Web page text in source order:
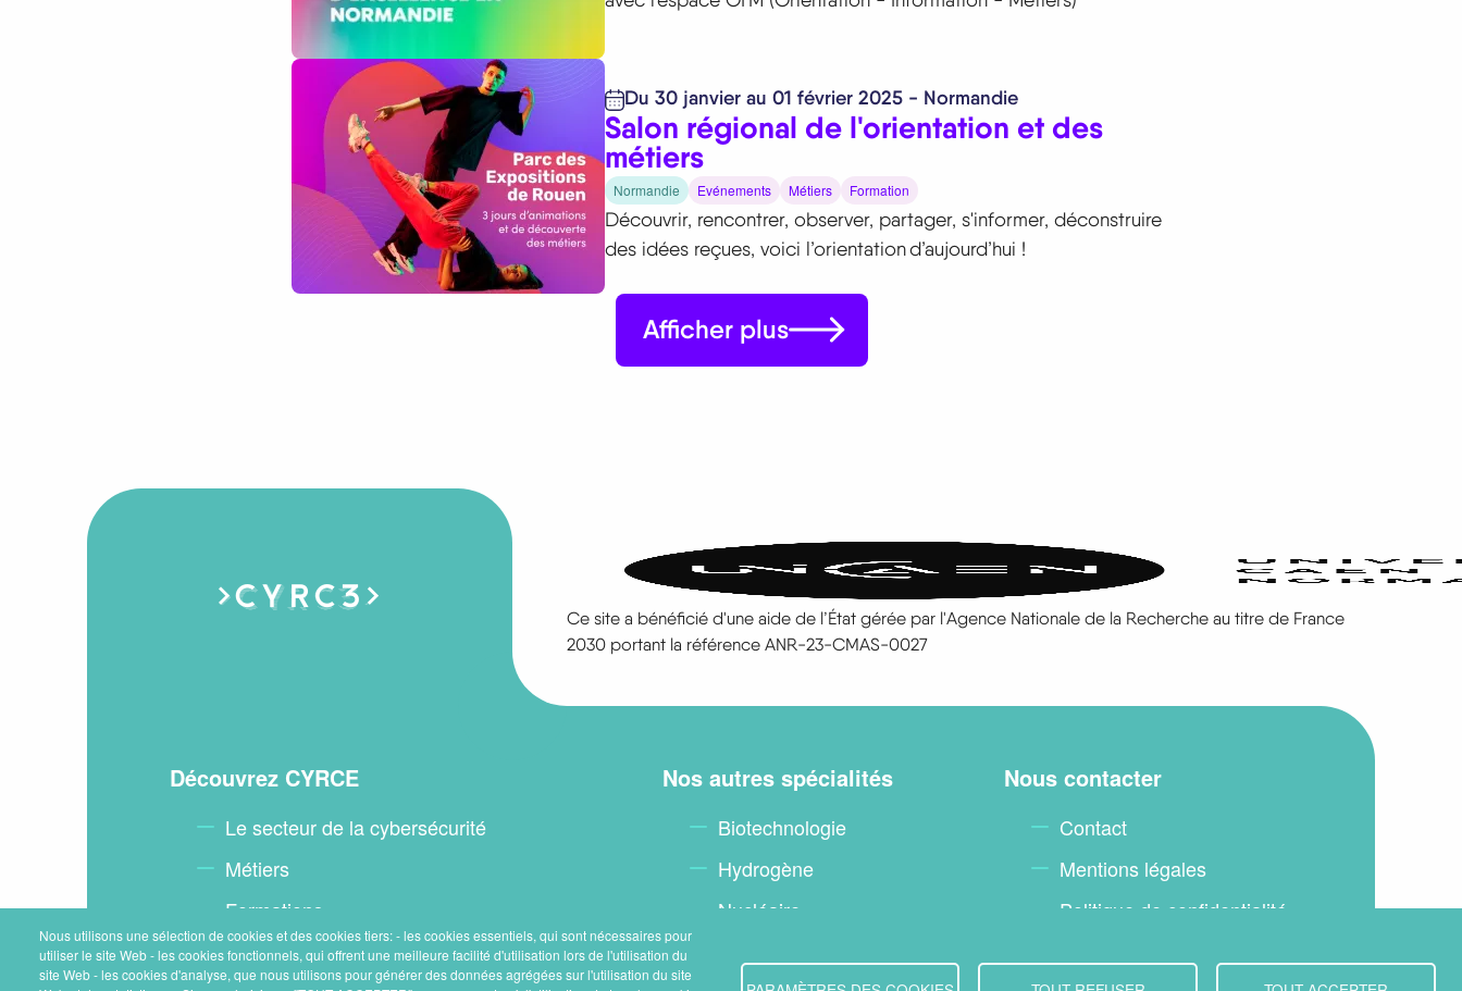
Du 30 janvier au 01 février 2025 - Normandie
Salon régional de l'orientation et des
métiers
Normandie Evénements Métiers Formation
Découvrir, rencontrer, observer, partager, s'informer, déconstruire
des idées reçues, voici l’orientation d’aujourd’hui !
Afficher plus
Ce site a bénéficié d'une aide de l’État gérée par l'Agence Nationale de la Recherche au titre de France
2030 portant la référence ANR-23-CMAS-0027
MenuDécouvrez CYRCE
Le secteur de la cybersécurité
Métiers
Formations
Trouver un stage ou un professionnel
Nos autres spécialités
Biotechnologie
Hydrogène
Nucléaire
Nous contacter
Contact
Mentions légales
Politique de confidentialité
Nous utilisons une sélection de cookies et des cookies tiers: - les cookies essentiels, qui sont nécessaires pour
utiliser le site Web - les cookies fonctionnels, qui offrent une meilleure facilité d'utilisation lors de l'utilisation du
site Web - les cookies d'analyse, que nous utilisons pour générer des données agrégées sur l'utilisation du site